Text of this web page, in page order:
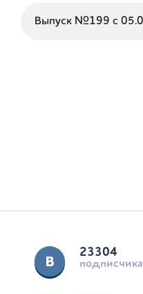
23304
подписчика